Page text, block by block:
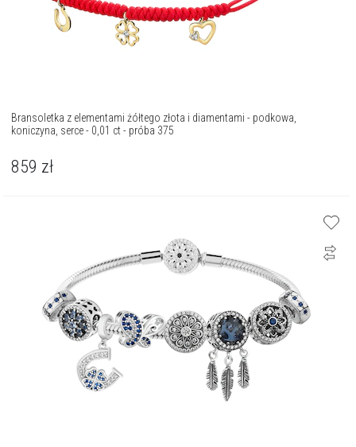
Bransoletka z elementami żółtego złota i diamentami - podkowa,
koniczyna, serce - 0,01 ct - próba 375
859 zł